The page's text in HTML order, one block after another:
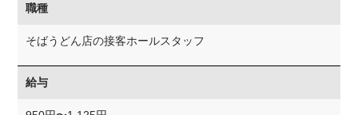
職種
そばうどん店の接客ホールスタッフ
給与